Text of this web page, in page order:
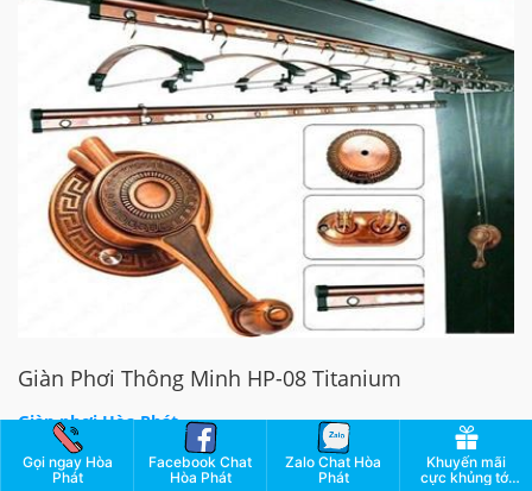
Giàn Phơi Thông Minh HP-08 Titanium
Giàn phơi Hòa Phát
17/08/2021
3453
Gọi ngay Hòa
Phát
Facebook Chat
Hòa Phát
Zalo Chat Hòa
Phát
Khuyến mãi
cực khủng tới